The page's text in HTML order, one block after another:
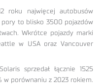
roku najwięcej autobusów
to blisko 3500 pojazdów
Wkrótce pojazdy marki
w USA oraz Vancouver
sprzedał łącznie 1525
w porównaniu z 2023 rokiem.